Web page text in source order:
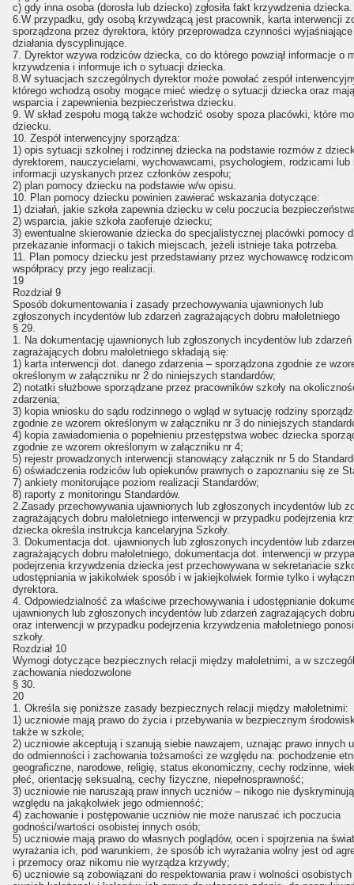
c) gdy inna osoba (dorosła lub dziecko) zgłosiła fakt krzywdzenia dziecka.
6.W przypadku, gdy osobą krzywdzącą jest pracownik, karta interwencji
sporządzona przez dyrektora, który przeprowadza czynności
działania dyscyplinujące.
7. Dyrektor wzywa rodziców dziecka, co do którego powziął informacje o
krzywdzenia i informuje ich o sytuacji dziecka.
8.W sytuacjach szczególnych dyrektor może powołać zespół
którego wchodzą osoby mogące mieć wiedzę o sytuacji dziecka oraz
wsparcia i zapewnienia bezpieczeństwa dziecku.
9. W skład zespołu mogą także wchodzić osoby spoza placówki, które
dziecku.
10. Zespół interwencyjny sporządza:
1) opis sytuacji szkolnej i rodzinnej dziecka na podstawie rozmów z
dyrektorem, nauczycielami, wychowawcami, psychologiem, rodzicami lub
informacji uzyskanych przez członków zespołu;
2) plan pomocy dziecku na podstawie w/w opisu.
10. Plan pomocy dziecku powinien zawierać wskazania dotyczące:
1) działań, jakie szkoła zapewnia dziecku w celu poczucia
2) wsparcia, jakie szkoła zaoferuje dziecku;
3) ewentualne skierowanie dziecka do specjalistycznej placówki pomocy
przekazanie informacji o takich miejscach, jeżeli istnieje taka potrzeba.
11. Plan pomocy dziecku jest przedstawiany przez wychowawcę
współpracy przy jego realizacji.
19
Rozdział 9
Sposób dokumentowania i zasady przechowywania ujawnionych lub
zgłoszonych incydentów lub zdarzeń zagrażających dobru małoletniego
§ 29.
1. Na dokumentację ujawnionych lub zgłoszonych incydentów lub zdarzeń
zagrażających dobru małoletniego składają się:
1) karta interwencji dot. danego zdarzenia – sporządzona zgodnie ze
określonym w załączniku nr 2 do niniejszych standardów;
2) notatki służbowe sporządzane przez pracowników szkoły na
zdarzenia;
3) kopia wniosku do sądu rodzinnego o wgląd w sytuację rodziny
zgodnie ze wzorem określonym w załączniku nr 3 do niniejszych
4) kopia zawiadomienia o popełnieniu przestępstwa wobec dziecka
zgodnie ze wzorem określonym w załączniku nr 4;
5) rejestr prowadzonych interwencji stanowiący załącznik nr 5 do
6) oświadczenia rodziców lub opiekunów prawnych o zapoznaniu się ze
7) ankiety monitorujące poziom realizacji Standardów;
8) raporty z monitoringu Standardów.
2.Zasady przechowywania ujawnionych lub zgłoszonych incydentów lub
zagrażających dobru małoletniego interwencji w przypadku podejrzenia
dziecka określa instrukcja kancelaryjna Szkoły.
3. Dokumentacja dot. ujawnionych lub zgłoszonych incydentów lub
zagrażających dobru małoletniego, dokumentacja dot. interwencji w
podejrzenia krzywdzenia dziecka jest przechowywana w sekretariacie
udostępniania w jakikolwiek sposób i w jakiejkolwiek formie tylko i
dyrektora.
4. Odpowiedzialność za właściwe przechowywania i udostępnianie
ujawnionych lub zgłoszonych incydentów lub zdarzeń zagrażających
oraz interwencji w przypadku podejrzenia krzywdzenia małoletniego
szkoły.
Rozdział 10
Wymogi dotyczące bezpiecznych relacji między małoletnimi, a w
zachowania niedozwolone
§ 30.
20
1. Określa się poniższe zasady bezpiecznych relacji między małoletnimi:
1) uczniowie mają prawo do życia i przebywania w bezpiecznym
także w szkole;
2) uczniowie akceptują i szanują siebie nawzajem, uznając prawo innych
do odmienności i zachowania tożsamości ze względu na: pochodzenie
geograficzne, narodowe, religię, status ekonomiczny, cechy rodzinne,
płeć, orientację seksualną, cechy fizyczne, niepełnosprawność;
3) uczniowie nie naruszają praw innych uczniów – nikogo nie
względu na jakąkolwiek jego odmienność;
4) zachowanie i postępowanie uczniów nie może naruszać ich poczucia
godności/wartości osobistej innych osób;
5) uczniowie mają prawo do własnych poglądów, ocen i spojrzenia na
wyrażania ich, pod warunkiem, że sposób ich wyrażania wolny jest od
i przemocy oraz nikomu nie wyrządza krzywdy;
6) uczniowie są zobowiązani do respektowania praw i wolności osobistych